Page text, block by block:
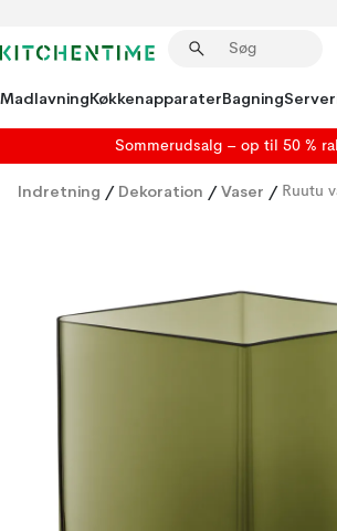
MadlavningKøkkenapparaterBagning
Sommerudsalg – op til 50 %
Indretning / Dekoration / Vaser / Ruutu